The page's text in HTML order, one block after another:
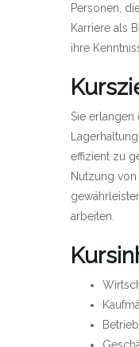
Personen,
Karriere als
ihre
Sie
effizient zu
Nutzung
arbeiten.